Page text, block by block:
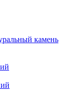
камень